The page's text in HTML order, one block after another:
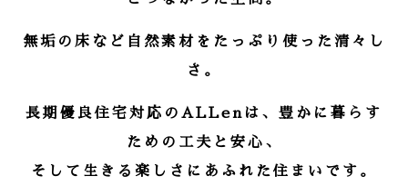
無垢の床など自然素材をたっぷり使った清々し
さ。
長期優良住宅対応のALLenは、豊かに暮らす
ための工夫と安心、
そして生きる楽しさにあふれた住まいです。